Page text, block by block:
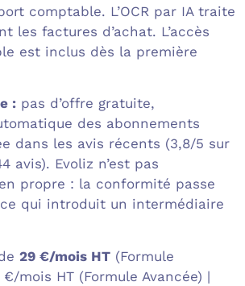
comptable. L’OCR par IA traite
les factures d’achat. L’accès
est inclus dès la première
: pas d’offre gratuite,
des abonnements
dans les avis récents (3,8/5 sur
avis). Evoliz n’est pas
propre : la conformité passe
qui introduit un intermédiaire
29 €/mois HT (Formule
mois HT (Formule Avancée) |